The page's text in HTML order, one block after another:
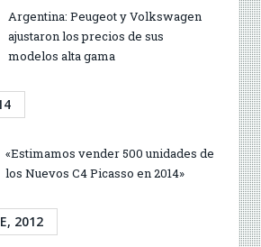
Argentina: Peugeot y Volkswagen
ajustaron los precios de sus
modelos alta gama
«Estimamos vender 500 unidades de
los Nuevos C4 Picasso en 2014»
2012